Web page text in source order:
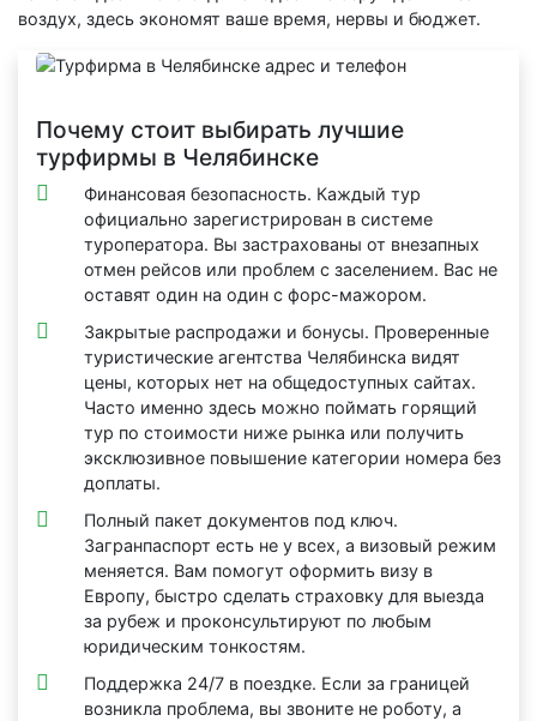
воздух, здесь экономят ваше время, нервы и бюджет.
Почему стоит выбирать лучшие
турфирмы в Челябинске
Финансовая безопасность. Каждый тур
официально зарегистрирован в системе
туроператора. Вы застрахованы от внезапных
отмен рейсов или проблем с заселением. Вас не
оставят один на один с форс-мажором.
Закрытые распродажи и бонусы. Проверенные
туристические агентства Челябинска видят
цены, которых нет на общедоступных сайтах.
Часто именно здесь можно поймать горящий
тур по стоимости ниже рынка или получить
эксклюзивное повышение категории номера без
доплаты.
Полный пакет документов под ключ.
Загранпаспорт есть не у всех, а визовый режим
меняется. Вам помогут оформить визу в
Европу, быстро сделать страховку для выезда
за рубеж и проконсультируют по любым
юридическим тонкостям.
Поддержка 24/7 в поездке. Если за границей
возникла проблема, вы звоните не роботу, а